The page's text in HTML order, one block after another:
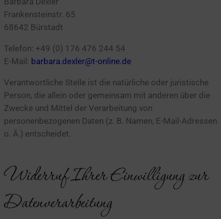
Frankensteinstr. 65
68642 Bürstadt
Telefon: +49 (0) 176 476 244 54
E-Mail: barbara.dexler@t-online.de
Verantwortliche Stelle ist die natürliche oder juristische
Person, die allein oder gemeinsam mit anderen über die
Zwecke und Mittel der Verarbeitung von
personenbezogenen Daten (z. B. Namen, E-Mail-Adressen
o. Ä.) entscheidet.
Widerruf Ihrer Einwilligung zur
Datenverarbeitung